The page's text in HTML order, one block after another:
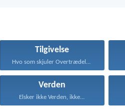
Tilgivelse
Hvo som skjuler Overtrædelse...
Verden
Elsker ikke Verden, ikke...